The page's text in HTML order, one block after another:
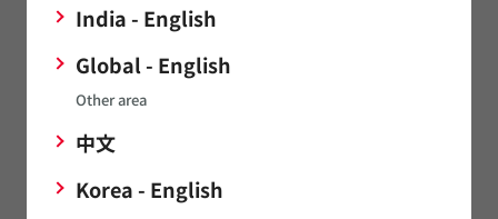
India - English
Global - English
Other area
中文
Korea - English
企業名を検索候補から選択することで住所情報が自動入力され
郵便番号